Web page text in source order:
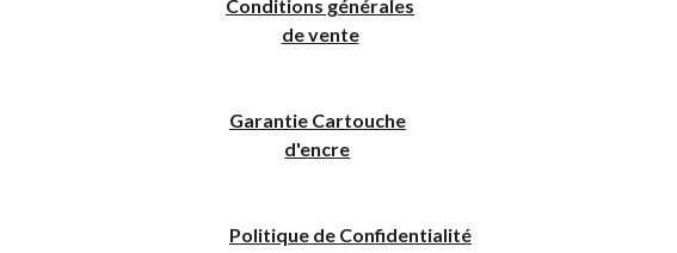
Conditions générales
de vente
Garantie Cartouche
d'encre
Politique de Confidentialité